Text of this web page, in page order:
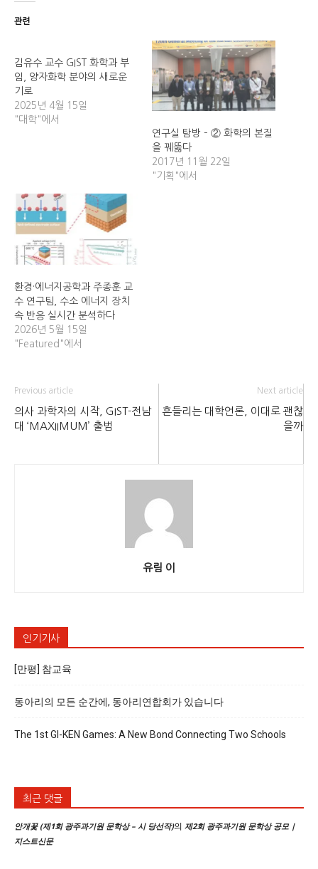
관련
김유수 교수 GIST 화학과 부
임, 양자화학 분야의 새로운
기로
2025년 4월 15일
"대학"에서
연구실 탐방 – ② 화학의 본질
을 꿰뚫다
2017년 11월 22일
"기획"에서
환경·에너지공학과 주종훈 교
수 연구팀, 수소 에너지 장치
속 반응 실시간 분석하다
2026년 5월 15일
"Featured"에서
Previous article
의사 과학자의 시작, GIST-전남
대 ‘MAXIIMUM’ 출범
Next article
흔들리는 대학언론, 이대로 괜찮
을까
유림 이
인기기사
[만평] 참교육
동아리의 모든 순간에, 동아리연합회가 있습니다
The 1st GI-KEN Games: A New Bond Connecting Two Schools
최근 댓글
안개꽃 (제1회 광주과기원 문학상 – 시 당선작)의 제2회 광주과기원 문학상 공모 |
지스트신문